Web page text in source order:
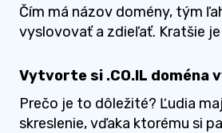
Čím má názov domény, tým
vyslovovať a zdieľať. Kratšie je
Vytvorte si .CO.IL doména
Prečo je to dôležité? Ľudia
skreslenie, vďaka ktorému si